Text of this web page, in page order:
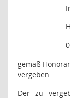
gemäß
vergeben.
Der zu